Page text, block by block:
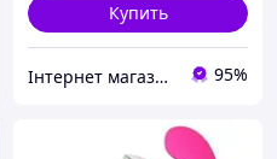
Купить
Інтернет магазин " BellissiMM-o" 95%